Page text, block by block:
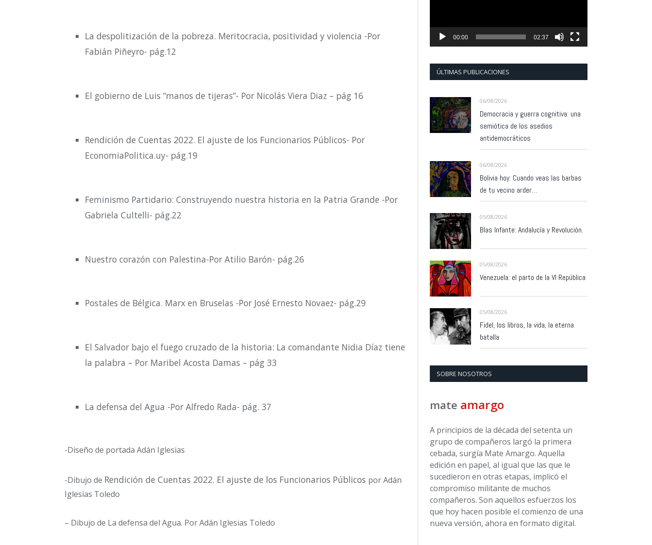
La despolitización de la pobreza. Meritocracia, positividad y violencia -Por
Fabián Piñeyro- pág.12
El gobierno de Luis “manos de tijeras”- Por Nicolás Viera Diaz – pág 16
Rendición de Cuentas 2022. El ajuste de los Funcionarios Públicos- Por
EconomiaPolitica.uy- pág.19
Feminismo Partidario: Construyendo nuestra historia en la Patria Grande -Por
Gabriela Cultelli- pág.22
Nuestro corazón con Palestina-Por Atilio Barón- pág.26
Postales de Bélgica. Marx en Bruselas -Por José Ernesto Novaez- pág.29
El Salvador bajo el fuego cruzado de la historia: La comandante Nidia Díaz tiene
la palabra – Por Maribel Acosta Damas – pág 33
La defensa del Agua -Por Alfredo Rada- pág. 37
-Diseño de portada Adán Iglesias
-Dibujo de Rendición de Cuentas 2022. El ajuste de los Funcionarios Públicos por Adán
Iglesias Toledo
– Dibujo de La defensa del Agua. Por Adán Iglesias Toledo
00:00 02:37
ÚLTIMAS PUBLICACIONES
06/08/2026
Democracia y guerra cognitiva: una
semiótica de los asedios
antidemocráticos
06/08/2026
Bolivia hoy: Cuando veas las barbas
de tu vecino arder…
05/08/2026
Blas Infante: Andalucía y Revolución.
05/08/2026
Venezuela: el parto de la VI República
05/08/2026
Fidel, los libros, la vida, la eterna
batalla
SOBRE NOSOTROS
mate amargo
A principios de la década del setenta un
grupo de compañeros largó la primera
cebada, surgía Mate Amargo. Aquella
edición en papel, al igual que las que le
sucedieron en otras etapas, implicó el
compromiso militante de muchos
compañeros. Son aquellos esfuerzos los
que hoy hacen posible el comienzo de una
nueva versión, ahora en formato digital.